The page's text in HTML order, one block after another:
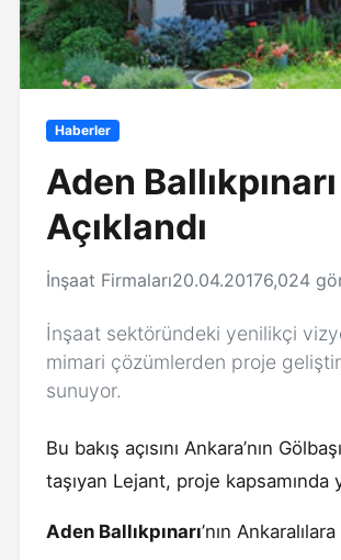
Haberler
Aden
Açıklandı
İnşaat Firmaları20.04.20176,024
İnşaat sektöründeki yenilikçi
mimari çözümlerden proje
sunuyor.
Bu bakış açısını Ankara’nın
taşıyan Lejant, proje
Aden Ballıkpınarı’nın